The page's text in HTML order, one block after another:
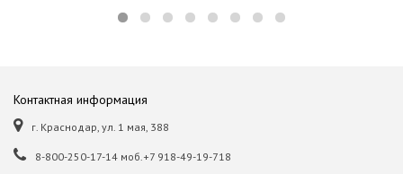
Контактная информация
г. Краснодар, ул. 1 мая, 388
8-800-250-17-14 моб.+7 918-49-19-718